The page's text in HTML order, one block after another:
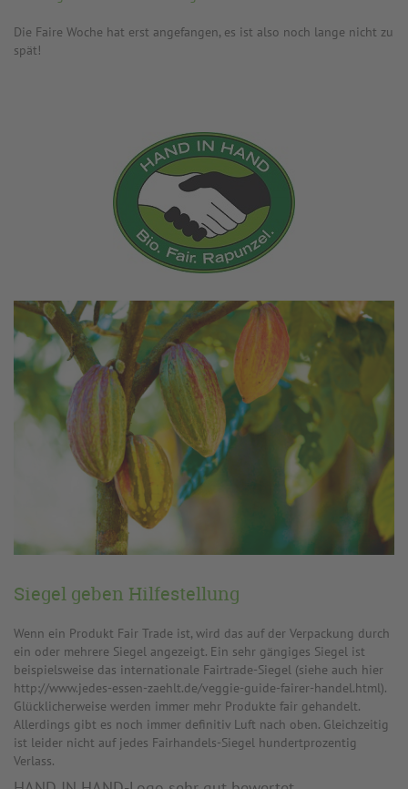
Die Faire Woche hat erst angefangen, es ist also noch lange nicht zu
spät!
Siegel geben Hilfestellung
Wenn ein Produkt Fair Trade ist, wird das auf der Verpackung durch
ein oder mehrere Siegel angezeigt. Ein sehr gängiges Siegel ist
beispielsweise das internationale Fairtrade-Siegel (siehe auch hier
http://www.jedes-essen-zaehlt.de/veggie-guide-fairer-handel.html).
Glücklicherweise werden immer mehr Produkte fair gehandelt.
Allerdings gibt es noch immer definitiv Luft nach oben. Gleichzeitig
ist leider nicht auf jedes Fairhandels-Siegel hundertprozentig
Verlass.